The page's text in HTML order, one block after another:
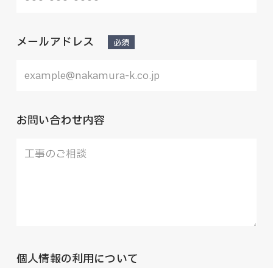
メールアドレス 必須
お問い合わせ内容
個人情報の利用について